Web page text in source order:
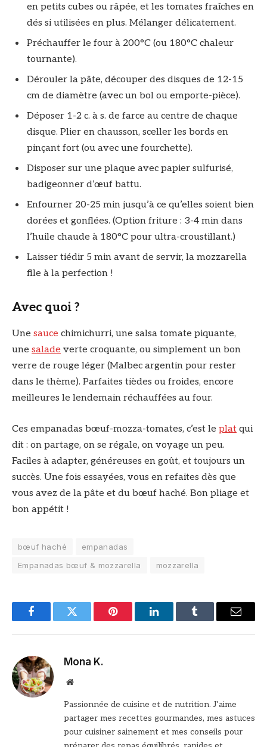
en petits cubes ou râpée, et les tomates fraîches en
dés si utilisées en plus. Mélanger délicatement.
Préchauffer le four à 200°C (ou 180°C chaleur
tournante).
Dérouler la pâte, découper des disques de 12-15
cm de diamètre (avec un bol ou emporte-pièce).
Déposer 1-2 c. à s. de farce au centre de chaque
disque. Plier en chausson, sceller les bords en
pinçant fort (ou avec une fourchette).
Disposer sur une plaque avec papier sulfurisé,
badigeonner d’œuf battu.
Enfourner 20-25 min jusqu’à ce qu’elles soient bien
dorées et gonflées. (Option friture : 3-4 min dans
l’huile chaude à 180°C pour ultra-croustillant.)
Laisser tiédir 5 min avant de servir, la mozzarella
file à la perfection !
Avec quoi ?
Une sauce chimichurri, une salsa tomate piquante,
une salade verte croquante, ou simplement un bon
verre de rouge léger (Malbec argentin pour rester
dans le thème). Parfaites tièdes ou froides, encore
meilleures le lendemain réchauffées au four.
Ces empanadas bœuf-mozza-tomates, c’est le plat qui
dit : on partage, on se régale, on voyage un peu.
Faciles à adapter, généreuses en goût, et toujours un
succès. Une fois essayées, vous en refaites dès que
vous avez de la pâte et du bœuf haché. Bon pliage et
bon appétit !
bœuf haché
empanadas
Empanadas bœuf & mozzarella
mozzarella
FacebookTwitter Pinterest LinkedInTumblr Email
Mona K.
Site
Passionnée de cuisine et de nutrition. J’aime
partager mes recettes gourmandes, mes astuces
pour cuisiner sainement et mes conseils pour